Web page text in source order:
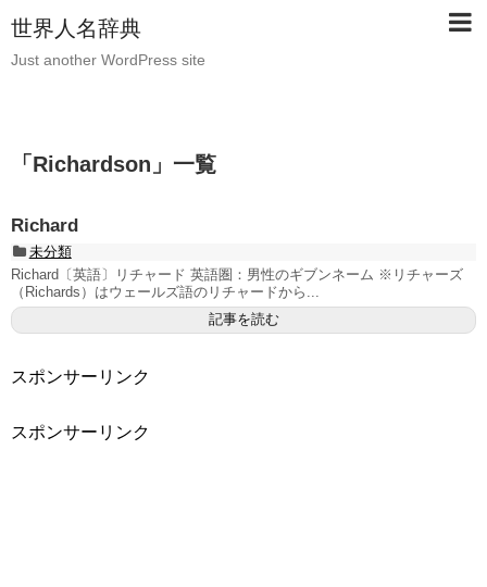
世界人名辞典
Just another WordPress site
「 Richardson 」 一覧
Richard
未分類
Richard〔英語〕リチャード 英語圏：男性のギブンネーム ※リチャーズ
（Richards）はウェールズ語のリチャードから...
記事を読む
スポンサーリンク
スポンサーリンク